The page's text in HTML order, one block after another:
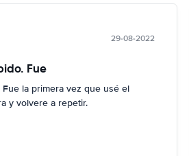
29-08-2022
Fue
Fue la primera vez que usé el
y volvere a repetir.